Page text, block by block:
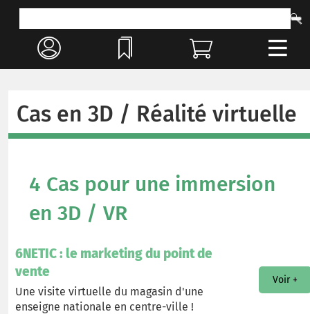
Cas en 3D / Réalité virtuelle
4 Cas pour une immersion
en 3D / VR
6NETIC : le marketing du point de
vente
Une visite virtuelle du magasin d'une
enseigne nationale en centre-ville !
Voir +